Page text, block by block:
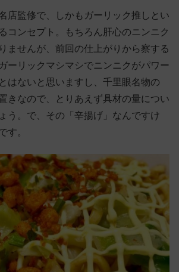
店監修で、しかもガーリック推しとい
コンセプト。もちろん肝心のニンニク
ませんが、前回の仕上がりから察する
ーリックマシマシでニンニクがパワー
はないと思いますし、千里眼名物の
きなので、とりあえず具材の量につい
う。で、その「辛揚げ」なんですけ
す。